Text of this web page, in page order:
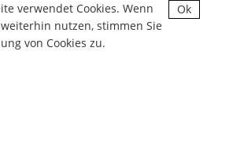
verwendet Cookies. Wenn
nutzen, stimmen Sie
von Cookies zu.
Ok